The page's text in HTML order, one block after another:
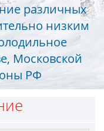
различных
низким
Московской
РФ